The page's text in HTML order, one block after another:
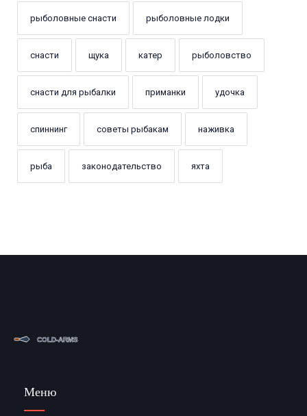
рыболовные снасти рыболовные лодки
снасти щука катер рыболовство
снасти для рыбалки приманки удочка
спиннинг советы рыбакам наживка
рыба законодательство яхта
Меню